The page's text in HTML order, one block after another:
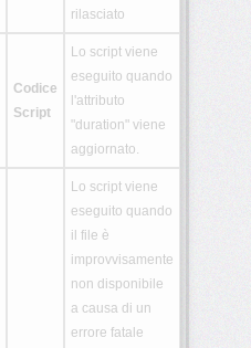
rilasciato
Codice
Script
Lo script viene
eseguito quando
l'attributo
"duration" viene
aggiornato.
Lo script viene
eseguito quando
il file è
improvvisamente
non disponibile
a causa di un
errore fatale